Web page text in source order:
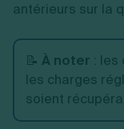
antérieurs sur la
📝 À noter : les
les charges
soient